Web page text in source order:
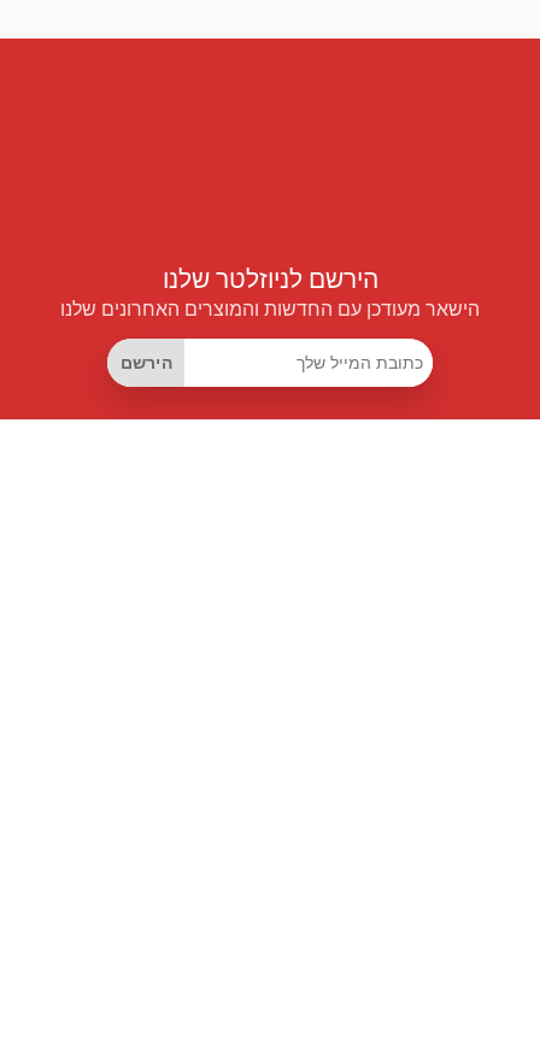
הירשם לניוזלטר שלנו
הישאר מעודכן עם החדשות והמוצרים האחרונים שלנו
הירשם